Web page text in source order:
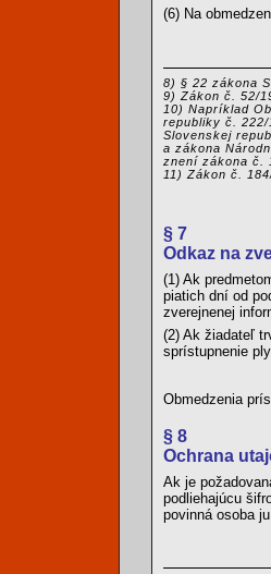
(6) Na
8) § 22 zákona
9) Zákon č. 52/
10) Napríklad
republiky č.
Slovenskej
a zákona
znení zákona č.
11) Zákon č.
§ 7
Odkaz na
(1) Ak
piatich dní od
zverejnenej
(2) Ak žiadateľ
sprístupnenie
Obmedzenia
§ 8
Ochrana
Ak je
podliehajúcu
povinná osoba